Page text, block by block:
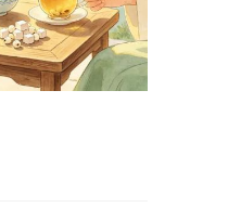
的。平日里注
堂